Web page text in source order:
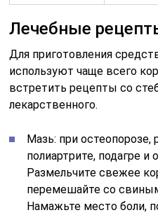
Лечебные
Для приготовления
используют чаще всего
встретить рецепты со
лекарственного.
Мазь: при
полиартрите, подагре и
Размельчите свежее
перемешайте со
Намажьте место боли,